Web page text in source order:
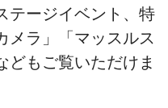
テージイベント、特
メラ」「マッスルス
どもご覧いただけま